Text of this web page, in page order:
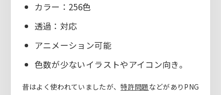
カラー：256色
透過：対応
アニメーション可能
色数が少ないイラストやアイコン向き。
昔はよく使われていましたが、特許問題などがありPNG